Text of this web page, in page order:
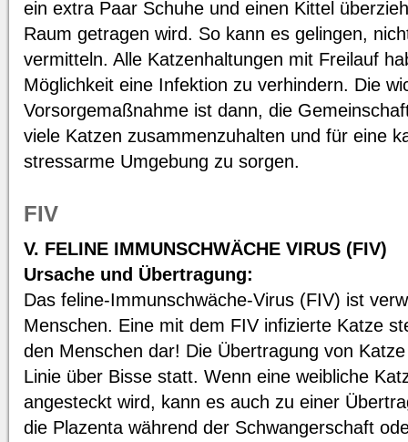
ein extra Paar Schuhe und einen Kittel
Raum getragen wird. So kann es gelingen,
vermitteln. Alle Katzenhaltungen mit Freilauf
Möglichkeit eine Infektion zu verhindern. Die
Vorsorgemaßnahme ist dann, die
viele Katzen zusammenzuhalten und für eine
stressarme Umgebung zu sorgen.
FIV
V. FELINE IMMUNSCHWÄCHE VIRUS (FIV)
Ursache und Übertragung:
Das feline-Immunschwäche-Virus (FIV) ist
Menschen. Eine mit dem FIV infizierte Katze
den Menschen dar! Die Übertragung von
Linie über Bisse statt. Wenn eine weibliche
angesteckt wird, kann es auch zu einer
die Plazenta während der Schwangerschaft